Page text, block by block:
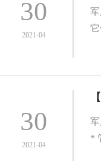
30
2021-04
30
2021-04
*